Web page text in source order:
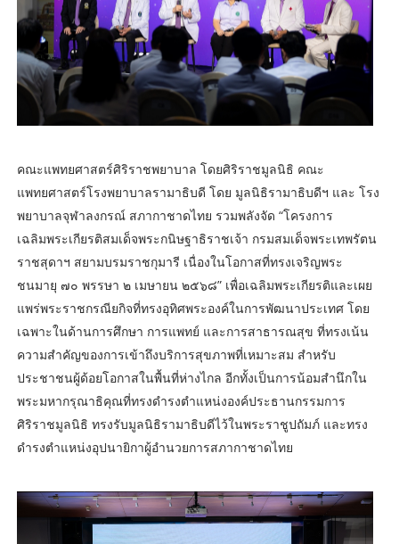
คณะแพทยศาสตร์ศิริราชพยาบาล โดยศิริราชมูลนิธิ คณะ
แพทยศาสตร์โรงพยาบาลรามาธิบดี โดย มูลนิธิรามาธิบดีฯ และ โรง
พยาบาลจุฬาลงกรณ์ สภากาชาดไทย รวมพลังจัด “โครงการ
เฉลิมพระเกียรติสมเด็จพระกนิษฐาธิราชเจ้า กรมสมเด็จพระเทพรัตน
ราชสุดาฯ สยามบรมราชกุมารี เนื่องในโอกาสที่ทรงเจริญพระ
ชนมายุ ๗๐ พรรษา ๒ เมษายน ๒๕๖๘” เพื่อเฉลิมพระเกียรติและเผย
แพร่พระราชกรณียกิจที่ทรงอุทิศพระองค์ในการพัฒนาประเทศ โดย
เฉพาะในด้านการศึกษา การแพทย์ และการสาธารณสุข ที่ทรงเน้น
ความสำคัญของการเข้าถึงบริการสุขภาพที่เหมาะสม สำหรับ
ประชาชนผู้ด้อยโอกาสในพื้นที่ห่างไกล อีกทั้งเป็นการน้อมสำนึกใน
พระมหากรุณาธิคุณที่ทรงดำรงตำแหน่งองค์ประธานกรรมการ
ศิริราชมูลนิธิ ทรงรับมูลนิธิรามาธิบดีไว้ในพระราชูปถัมภ์ และทรง
ดำรงตำแหน่งอุปนายิกาผู้อำนวยการสภากาชาดไทย